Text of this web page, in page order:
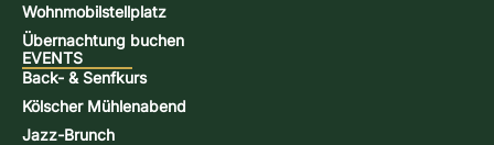
Wohnmobilstellplatz
Übernachtung buchen
EVENTS
Back- & Senfkurs
Kölscher Mühlenabend
Jazz-Brunch